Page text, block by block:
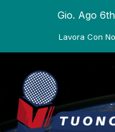
Gio. Ago
Lavora Con